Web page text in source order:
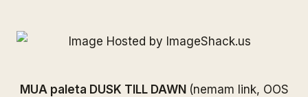
MUA paleta DUSK TILL DAWN (nemam link, OOS